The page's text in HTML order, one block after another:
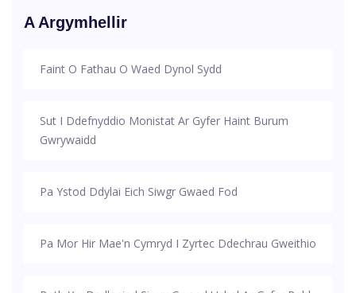
A Argymhellir
Faint O Fathau O Waed Dynol Sydd
Sut I Ddefnyddio Monistat Ar Gyfer Haint Burum
Gwrywaidd
Pa Ystod Ddylai Eich Siwgr Gwaed Fod
Pa Mor Hir Mae'n Cymryd I Zyrtec Ddechrau Gweithio